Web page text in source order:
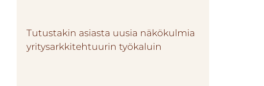
Tutustakin asiasta uusia näkökulmia
yritysarkkitehtuurin työkaluin